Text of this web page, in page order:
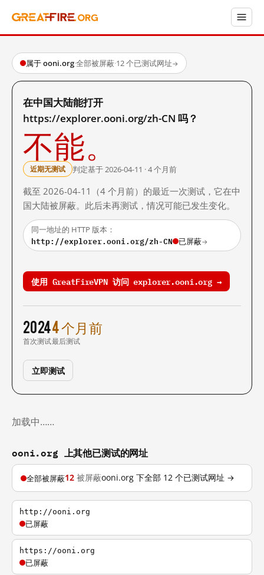
属于 ooni.org·全部被屏蔽·12 个已测试网址→
在中国大陆能打开
https://explorer.ooni.org/zh-CN 吗？
不能。
近期无测试 判定基于 2026-04-11 · 4 个月前
截至 2026-04-11（4 个月前）的最近一次测试，它在中
国大陆被屏蔽。此后未再测试，情况可能已发生变化。
同一地址的 HTTP 版本：
http://explorer.ooni.org/zh-CN 已屏蔽→
使用 GreatFireVPN 访问 explorer.ooni.org →
2024
首次测试
4 个月前
最后测试
立即测试
加载中……
ooni.org 上其他已测试的网址
全部被屏蔽12 被屏蔽ooni.org 下全部 12 个已测试网址 →
http://ooni.org
已屏蔽
https://ooni.org
已屏蔽